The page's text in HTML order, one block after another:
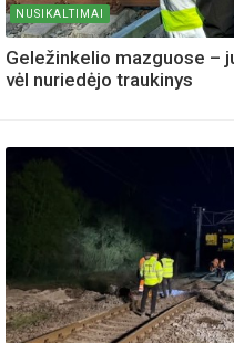
NUSIKALTIMAI
Geležinkelio mazguose –
vėl nuriedėjo traukinys